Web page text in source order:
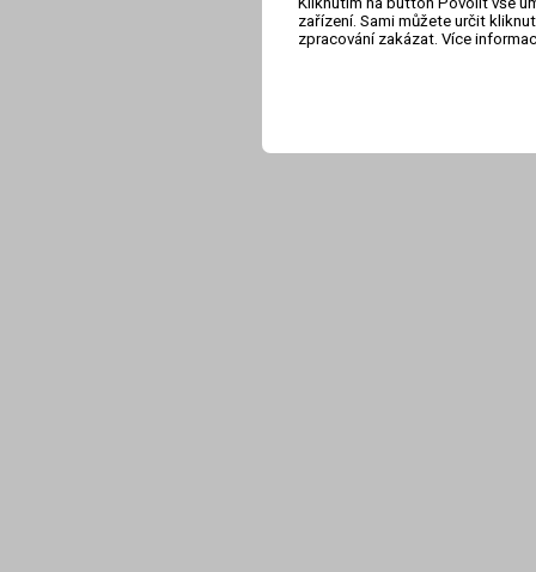
zařízení. Sami můžete určit
zpracování zakázat. Více